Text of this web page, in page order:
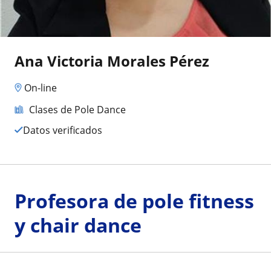
Ana Victoria Morales Pérez
On-line
Clases de Pole Dance
Datos verificados
Profesora de pole fitness
y chair dance